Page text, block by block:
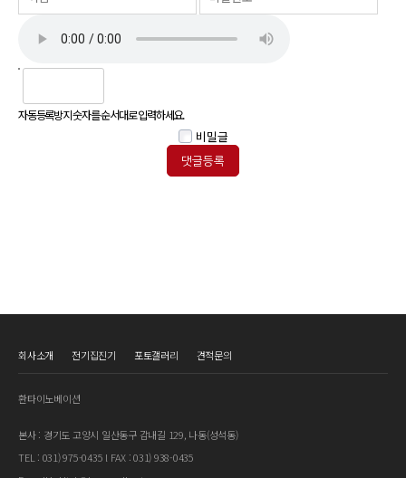
자동등록방지 숫자를 순서대로 입력하세요.
비밀글
회사소개 전기집진기 포토갤러리 견적문의
환타이노베이션
본사 : 경기도 고양시 일산동구 감내길 129, 나동(성석동)
TEL : 031) 975-0435 l FAX : 031) 938-0435